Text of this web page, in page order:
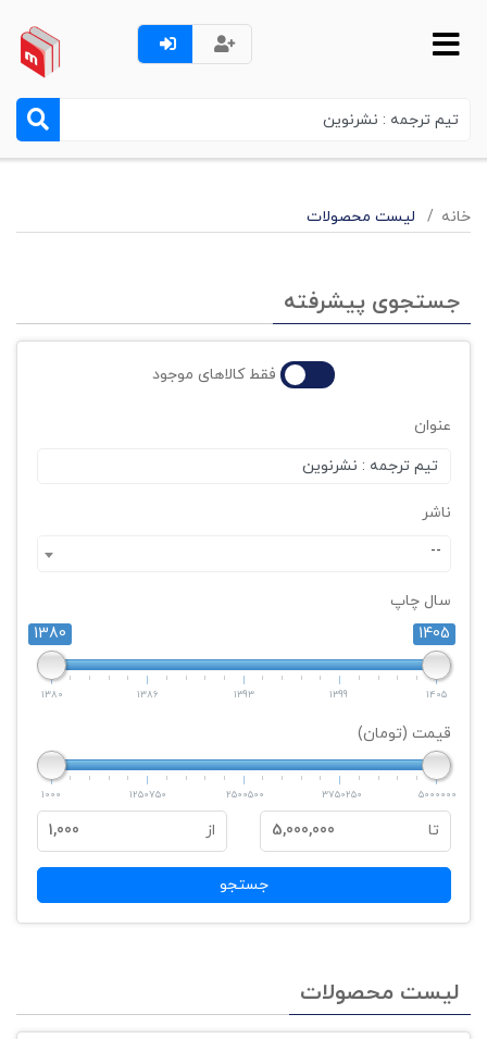
خانه لیست محصولات
جستجوی پیشرفته
فقط کالاهای موجود
عنوان
ناشر
--
سال چاپ
1380
1405
1380 1386 1393 1399 1405
قیمت (تومان)
1000 1250750 2500500 3750250 5000000
تا 5,000,000 از 1,000
جستجو
لیست محصولات